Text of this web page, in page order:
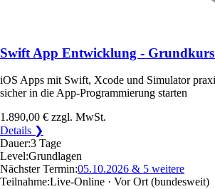
Swift App Entwicklung -
iOS Apps mit Swift, Xcode und Simulator
sicher in die App-Programmierung starten
1.890,00 € zzgl. MwSt.
Details ❯
Dauer:3 Tage
Level:Grundlagen
Nächster Termin:05.10.2026 & 5 weitere
Teilnahme:Live-Online · Vor Ort (bundesweit)